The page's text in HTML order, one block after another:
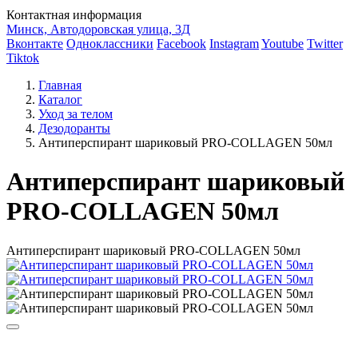
Контактная информация
Минск, Автодоровская улица, 3Д
Вконтакте Одноклассники Facebook InstagramYoutube Twitter
Tiktok
Главная
Каталог
Уход за телом
Дезодоранты
Антиперспирант шариковый PRO-COLLAGEN 50мл
Антиперспирант шариковый
PRO-COLLAGEN 50мл
Антиперспирант шариковый PRO-COLLAGEN 50мл